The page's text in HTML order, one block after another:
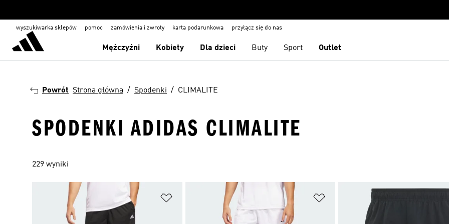
wyszukiwarka sklepów pomoc zamówienia i zwroty karta podarunkowa przyłącz się do nas
Mężczyźni Kobiety Dla dzieci Buty Sport Outlet
Powrót Strona główna Spodenki CLIMALITE
SPODENKI ADIDAS CLIMALITE
229 wyniki
Dodaj do listy życzeń Dodaj do listy życzeń